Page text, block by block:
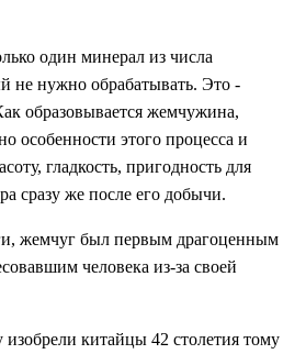
один минерал из числа
не нужно обрабатывать. Это -
образовывается жемчужина,
особенности этого процесса и
гладкость, пригодность для
сразу же после его добычи.
жемчуг был первым драгоценным
человека из-за своей
китайцы 42 столетия тому